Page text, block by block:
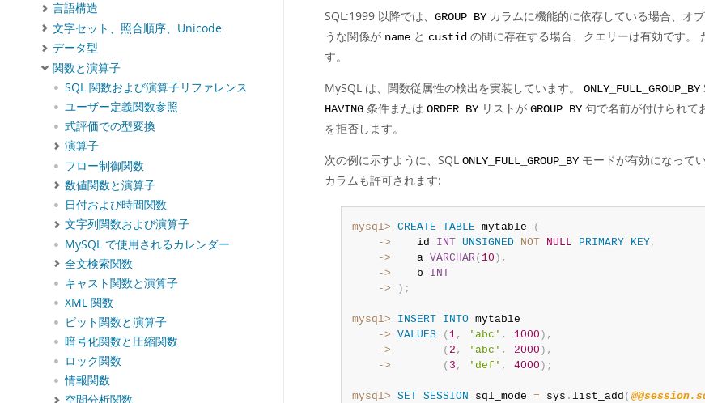
言語構造
文字セット、照合順序、Unicode
データ型
関数と演算子
SQL 関数および演算子リファレンス
ユーザー定義関数参照
式評価での型変換
演算子
フロー制御関数
数値関数と演算子
日付および時間関数
文字列関数および演算子
MySQL で使用されるカレンダー
全文検索関数
キャスト関数と演算子
XML 関数
ビット関数と演算子
暗号化関数と圧縮関数
ロック関数
情報関数
空間分析関数
SQL:1999 以降では、 GROUP BY カラムに機能的に依存している場合、オ
うな関係が name と custid の間に存在する場合、クエリーは有効です。
す。
MySQL は、関数従属性の検出を実装しています。 ONLY_FULL_GROUP_BY
HAVING 条件または ORDER BY リストが GROUP BY 句で名前が付けられて
を拒否します。
次の例に示すように、SQL ONLY_FULL_GROUP_BY モードが有効になって
カラムも許可されます:
mysql> CREATE TABLE mytable
(
    ->
    id
INT UNSIGNED NOT NULL PRIMARY KEY,
    ->
    a
VARCHAR( 10 ) ,
    ->
    b
INT
    ->
) ;
mysql> INSERT INTO
    ->
VALUES ( 1, 'abc' , 1000 ) ,
    ->
( 2 , 'abc' , 2000 ) ,
    ->
( 3 , 'def' , 4000 ) ;
mysql> SET SESSION sql_mode = sys . list_add (